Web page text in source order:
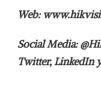
Web:
Social Media:
Twitter, LinkedIn